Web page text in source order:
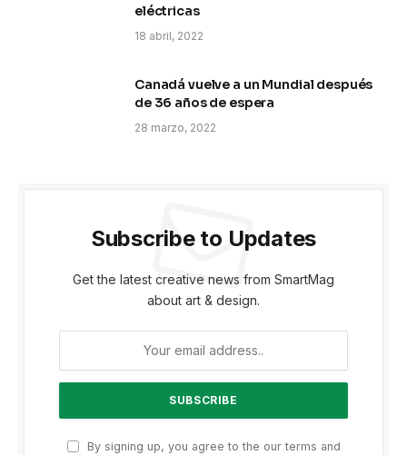
eléctricas
18 abril, 2022
Canadá vuelve a un Mundial después
de 36 años de espera
28 marzo, 2022
Subscribe to Updates
Get the latest creative news from SmartMag
about art & design.
By signing up, you agree to the our terms and